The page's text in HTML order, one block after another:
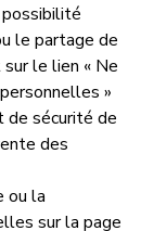
possibilité
le partage de
le lien « Ne
»
de sécurité de
des
ou la
sur la page